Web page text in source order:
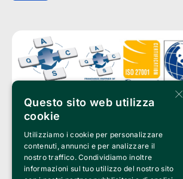
Clappit è un marchio di proprietà di:
Bemils Srl
a Socio Unico
Via Fosse Ardeatine, 4 -20092 Cinisello Balsamo (MI)
PI 05589050961
×
Questo sito web utilizza
cookie
Utilizziamo i cookie per personalizzare
contenuti, annunci e per analizzare il
nostro traffico. Condividiamo inoltre
informazioni sul tuo utilizzo del nostro sito